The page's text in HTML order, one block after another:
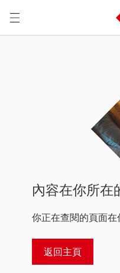
內容在你所在
你正在查閱的頁面在
返回主頁